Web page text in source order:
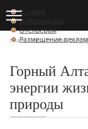
О сайте
Информация
Отельерам
Размещение
ГЛАВНАЯ › О ТУРИЗМЕ И
Горный
энергии
природы